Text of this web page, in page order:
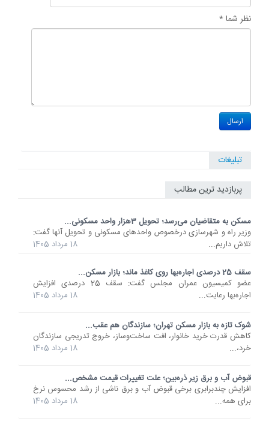
نظر شما *
تبلیغات
پربازدید ترین مطالب
مسکن به متقاضیان می‌رسد؛ تحویل 3هزار واحد مسکونی...
وزیر راه و شهرسازی درخصوص واحدهای مسکونی و تحویل آنها گفت:
تلاش داریم...
18 مرداد 1405
سقف 25 درصدی اجاره‌بها روی کاغذ ماند؛ بازار مسکن...
عضو کمیسیون عمران مجلس گفت: سقف 25 درصدی افزایش
اجاره‌بها رعایت...
18 مرداد 1405
شوک تازه به بازار مسکن تهران؛ سازندگان هم عقب...
کاهش قدرت خرید خانوار، افت ساخت‌وساز، خروج تدریجی سازندگان
خرد،...
18 مرداد 1405
قبوض آب و برق زیر ذره‌بین؛ علت تغییرات قیمت مشخص...
افزایش چندبرابری برخی قبوض آب و برق ناشی از رشد محسوس نرخ
برای همه...
18 مرداد 1405